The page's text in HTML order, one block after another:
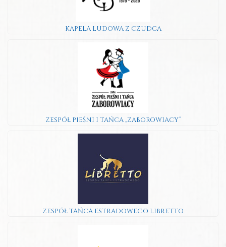
KAPELA LUDOWA Z CZUDCA
ZESPÓŁ PIEŚNI I TAŃCA „ZABOROWIACY”
ZESPÓŁ TAŃCA ESTRADOWEGO LIBRETTO